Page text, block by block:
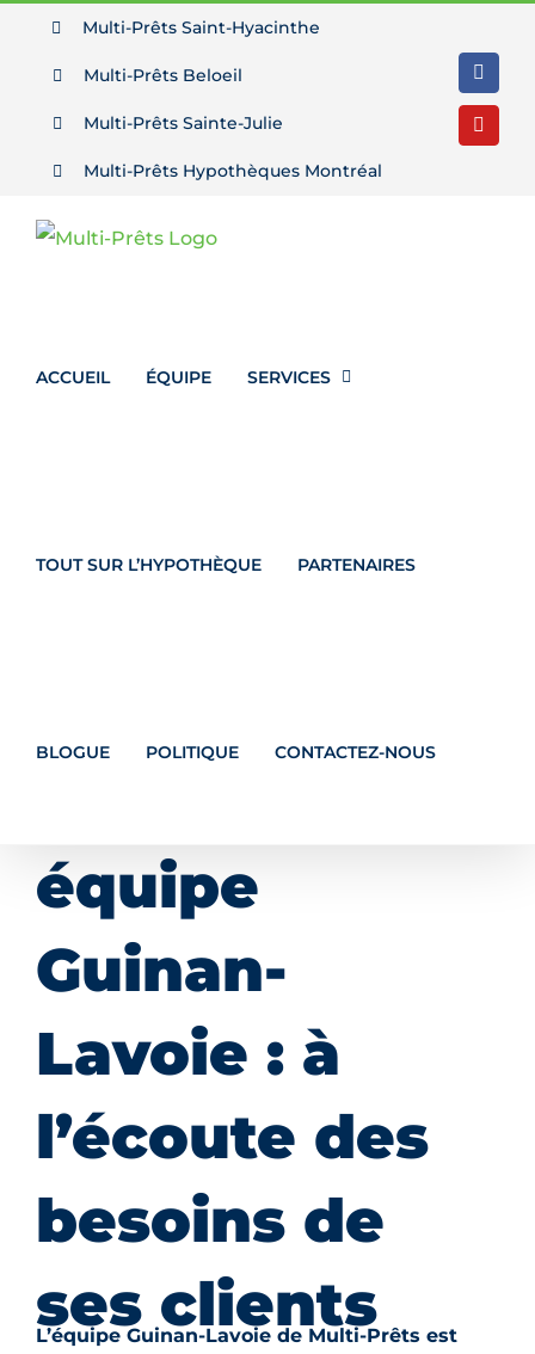
Passer
Multi-Prêts Saint-Hyacinthe
Multi-Prêts Beloeil
Multi-Prêts Sainte-Julie
Multi-Prêts Hypothèques Montréal
ACCUEIL ÉQUIPE SERVICES
TOUT SUR L’HYPOTHÈQUE PARTENAIRES
BLOGUE POLITIQUE CONTACTEZ-NOUS
équipe
Guinan-
Lavoie : à
l’écoute des
besoins de
ses clients
L’équipe Guinan-Lavoie de Multi-Prêts est